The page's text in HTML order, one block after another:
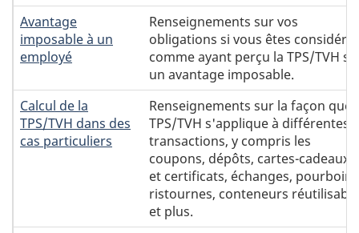
Avantage
imposable à un
employé
Renseignements sur vos
obligations si vous êtes considéré
comme ayant perçu la TPS/TVH
un avantage imposable.
Calcul de la
TPS/TVH dans des
cas particuliers
Renseignements sur la façon que
TPS/TVH s'applique à différentes
transactions, y compris les
coupons, dépôts, cartes-cadeaux
et certificats, échanges,
ristournes, conteneurs
et plus.